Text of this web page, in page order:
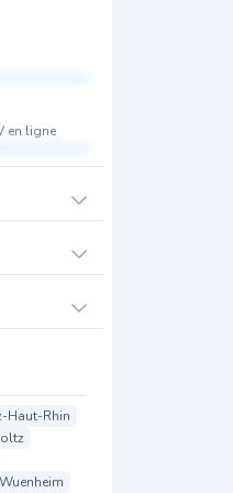
en ligne
Haut-Rhin
Wuenheim